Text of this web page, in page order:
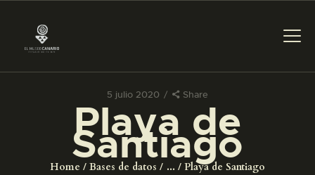
5 julio 2020 Share
Playa de
Santiago
Home Bases de datos ... Playa de Santiago
PREPARAR LA VISITA
ACTIVIDADES